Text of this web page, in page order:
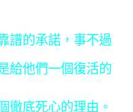
譜的承諾，事不過
給他們一個復活的
徹底死心的理由。